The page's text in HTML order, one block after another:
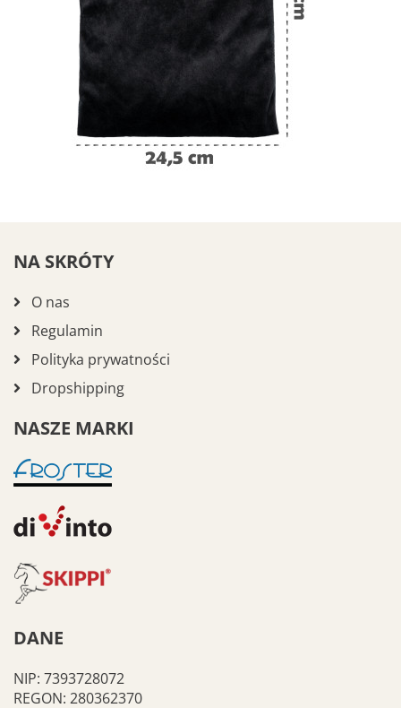
NA SKRÓTY
O nas
Regulamin
Polityka prywatności
Dropshipping
NASZE MARKI
DANE
NIP: 7393728072
REGON: 280362370